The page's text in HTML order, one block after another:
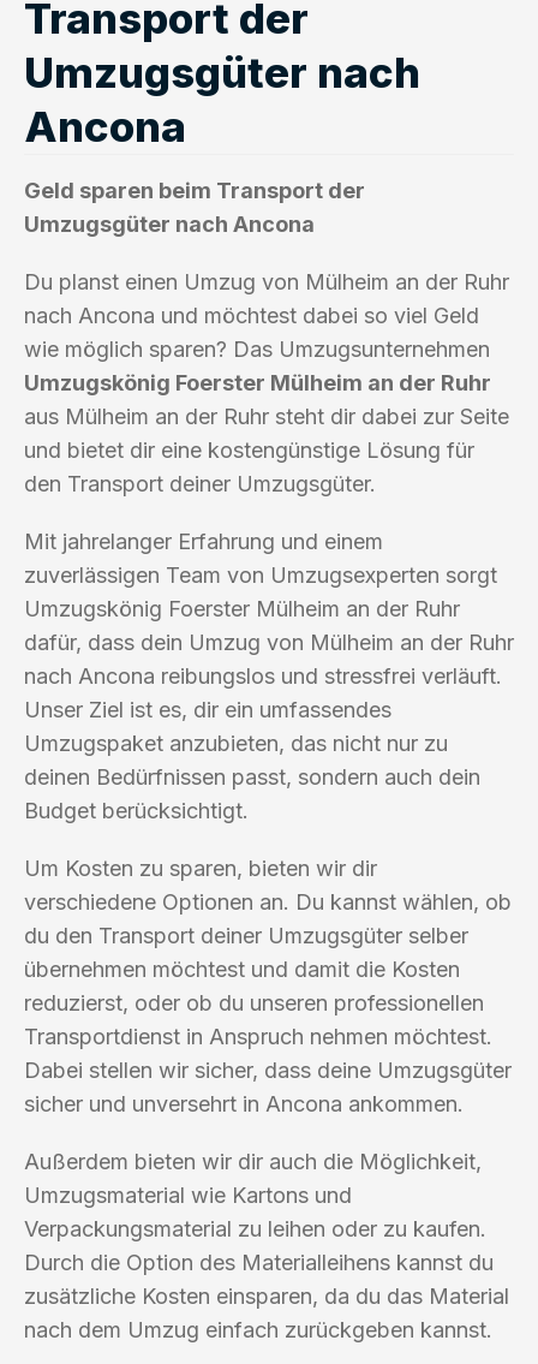
Transport der
Umzugsgüter nach
Ancona
Geld sparen beim Transport der
Umzugsgüter nach Ancona
Du planst einen Umzug von Mülheim an der Ruhr
nach Ancona und möchtest dabei so viel Geld
wie möglich sparen? Das Umzugsunternehmen
Umzugskönig Foerster Mülheim an der Ruhr
aus Mülheim an der Ruhr steht dir dabei zur Seite
und bietet dir eine kostengünstige Lösung für
den Transport deiner Umzugsgüter.
Mit jahrelanger Erfahrung und einem
zuverlässigen Team von Umzugsexperten sorgt
Umzugskönig Foerster Mülheim an der Ruhr
dafür, dass dein Umzug von Mülheim an der Ruhr
nach Ancona reibungslos und stressfrei verläuft.
Unser Ziel ist es, dir ein umfassendes
Umzugspaket anzubieten, das nicht nur zu
deinen Bedürfnissen passt, sondern auch dein
Budget berücksichtigt.
Um Kosten zu sparen, bieten wir dir
verschiedene Optionen an. Du kannst wählen, ob
du den Transport deiner Umzugsgüter selber
übernehmen möchtest und damit die Kosten
reduzierst, oder ob du unseren professionellen
Transportdienst in Anspruch nehmen möchtest.
Dabei stellen wir sicher, dass deine Umzugsgüter
sicher und unversehrt in Ancona ankommen.
Außerdem bieten wir dir auch die Möglichkeit,
Umzugsmaterial wie Kartons und
Verpackungsmaterial zu leihen oder zu kaufen.
Durch die Option des Materialleihens kannst du
zusätzliche Kosten einsparen, da du das Material
nach dem Umzug einfach zurückgeben kannst.